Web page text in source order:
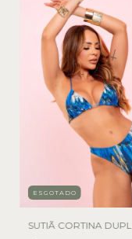
ESGOTADO
SUTIÃ CORTINA